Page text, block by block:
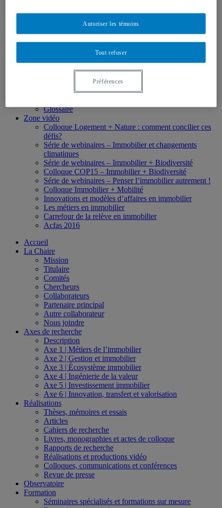
Séminaires spécialisés et formations sur mesure
Formation universitaire
Études de 3e cycle
Formation collégiale
Formation en ligne
Glossaire
Zone vidéo
Colloque Logement + Nature : comment concilier ces
défis?
Série de webinaires – Immobilier et changements
climatiques
Série de webinaires – Immobilier + Biodiversité
Colloque COP15 – Immobilier + Biodiversité
Série de webinaires – Penser l’immobilier autrement !
Colloque Immobilier + Mobilité
Innovations et modèles d’affaires en immobilier
Les métiers en immobilier
Carrefour de la relève en immobilier
Acfas 2016
Accueil
La Chaire
Mission
Titulaire
Comités
Chercheurs
Collaborateurs
Partenaire principal
Autre collaborateur
Nous joindre
Axes de recherche
Description
Axe 1 | Métiers de l’immobilier
Axe 2 | Gestion et immobilier
Axe 3 | Écosystème immobilier
Axe 4 | Ingénierie de la valeur
Axe 5 | Investissement immobilier
Axe 6 | Innovation, transfert et valorisation
Réalisations
Thèses, mémoires et essais
Articles
Cahiers de recherche
Livres, monographies et actes de colloque
Rapports de recherche
Réalisations et productions vidéo
Colloques, communications et conférences
Revue de presse
Observatoire
Formation
Séminaires spécialisés et formations sur mesure
Tout refuser
Autoriser les témoins
Préférences